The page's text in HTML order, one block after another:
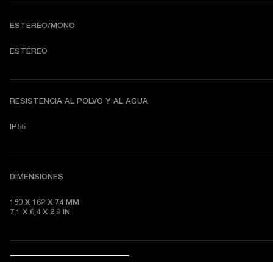
ESTÉREO/MONO
ESTÉREO
RESISTENCIA AL POLVO Y AL AGUA
IP55
DIMENSIONES
180 X 162 X 74
7,1 X 6,4 X 2,9 IN